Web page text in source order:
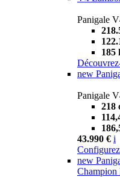
Panigale
185
new
Panigale
218
43.990 € i
new
Champion